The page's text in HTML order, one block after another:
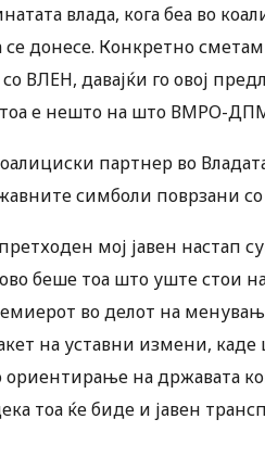
влада, кога беа во
донесе. Конкретно
ВЛЕН, давајќи го овој
е нешто на што ВМРО-
партнер во
симболи поврзани
мој јавен
беше тоа што уште стои
во делот на
на уставни измени,
ориентирање на државата
тоа ќе биде и јавен